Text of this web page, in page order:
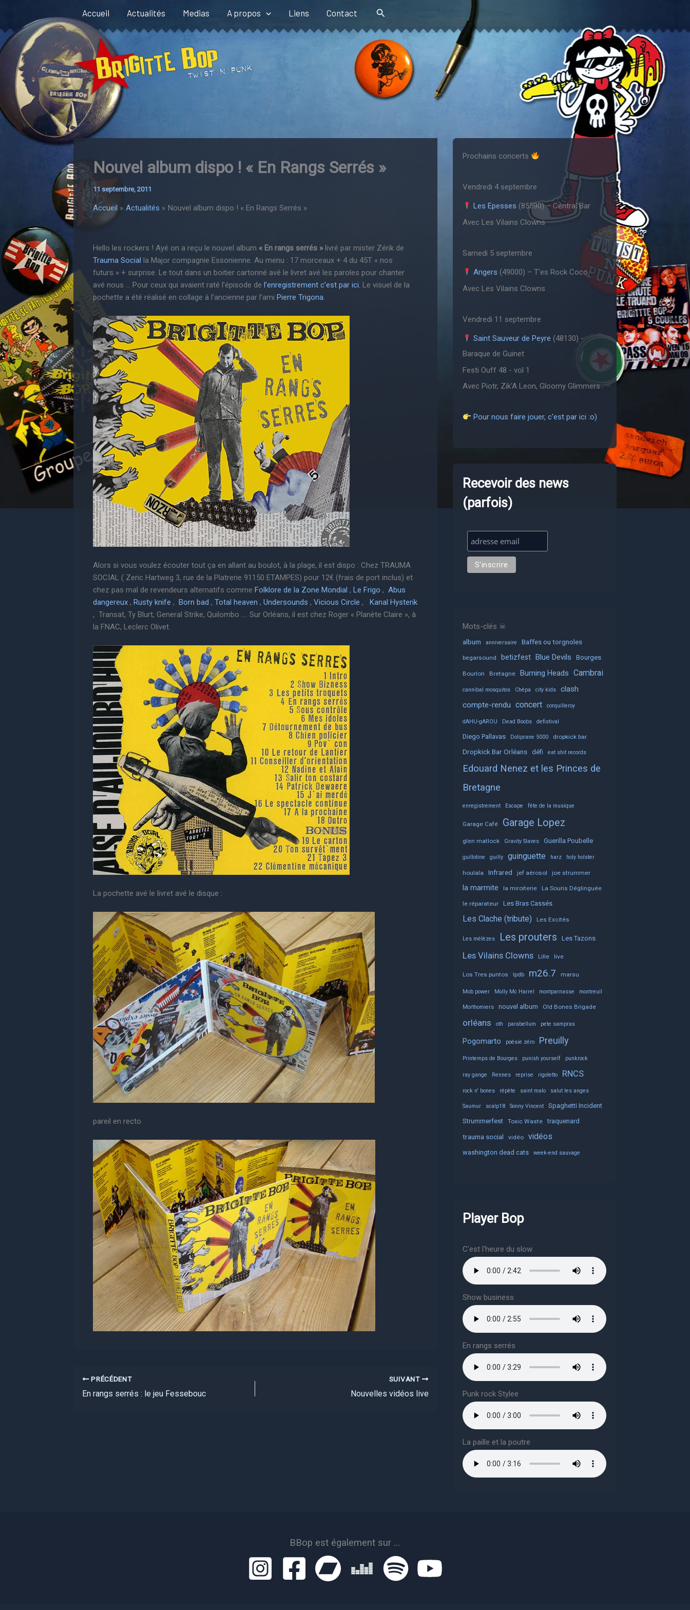
contenu
Accueil Actualités Medias A propos Liens Contact Rechercher
Nouvel album dispo ! « En Rangs Serrés »
11 septembre, 2011
Accueil Actualités Nouvel album dispo ! « En Rangs Serrés »
Hello les rockers ! Ayé on a reçu le nouvel album « En rangs serrés »livré par mister Zérik de
Trauma Social la Major compagnie Essonienne. Au menu : 17 morceaux + 4 du 45T « nos
futurs » + surprise. Le tout dans un boitier cartonné avé le livret avé les paroles pour chanter
avé nous … Pour ceux qui avaient raté l’épisode de l’enregistrement c’est par ici. Le visuel de la
pochette a été réalisé en collage à l’ancienne par l’ami Pierre Trigona
Alors si vous voulez écouter tout ça en allant au boulot, à la plage, il est dispo : Chez TRAUMA
SOCIAL ( Zeric Hartweg 3, rue de la Platrerie 91150 ETAMPES) pour 12€ (frais de port inclus) et
chez pas mal de revendeurs alternatifs comme Folklore de la Zone Mondial , Le Frigo , Abus
dangereux, Rusty knife , Born bad , Total heaven , Undersounds , Vicious Circle , Kanal Hysterik
, Transat, Ty Blurt, General Strike, Quilombo …. Sur Orléans, il est chez Roger « Planète Claire », à
la FNAC, Leclerc Olivet.
La pochette avé le livret avé le disque :
pareil en recto
PRÉCÉDENT
En rangs serrés : le jeu Fessebouc
SUIVANT
Nouvelles vidéos live
Prochains concerts
Vendredi 4 septembre
Les Epesses (85590) – Central Bar
Avec Les Vilains Clowns
Samedi 5 septembre
Angers (49000) – T'es Rock Coco
Avec Les Vilains Clowns
Vendredi 11 septembre
Saint Sauveur de Peyre (48130) -
Baraque de Guinet
Festi Ouff 48 - vol 1
Avec Piotr, Zik'A Leon, Gloomy Glimmers
Pour nous faire jouer, c'est par ici :o)
Recevoir des news
(parfois)
Mots-clés ☠
album anniversaire Baffes ou torgnoles
begarsound betizfest Blue Devils Bourges
Bourlon Bretagne Burning Heads Cambrai
cannibal mosquitos Chépa city kids
clash
compte-rendu concert corquilleroy
dAHU-gAROU Dead Boobs defistival
Diego Pallavas Doliprane 5000 dropkick bar
Dropkick Bar Orléans défi eat shit records
Edouard Nenez et les Princes de
Bretagne
enregistrement Escape fête de la musique
Garage Café Garage Lopez
glen matlock Gravity Slaves Guerilla Poubelle
guillotine guilly guinguette harz holy holster
houlala Infrared jef aérosol joe strummer
la marmite la miroiterie La Souris Déglinguée
le réparateur Les Bras Cassés
Les Clache (tribute) Les Excités
Les mélèzes Les prouters Les Tazons
Les Vilains Clowns Lille live
Los Tres puntos lpdb m26.7 marsu
Mob power Molly Mc Harrel montparnasse montreuil
Morthomiers nouvel album Old Bones Brigade
orléans oth parabellum pete sampras
Pogomarto poésie zéro Preuilly
Printemps de Bourges punish yourself punkrock
ray gange Rennes reprise rigoletto RNCS
rock n' bones répète saint malo salut les anges
Saumur scalp18 Sonny Vincent
Spaghetti Incident
Strummerfest
Toxic Waste traquenard
trauma social vidéo vidéos
washington dead cats week-end sauvage
Player Bop
C'est l'heure du slow
Show business
En rangs serrés
Punk rock Stylee
La paille et la poutre
BBop est également sur ...